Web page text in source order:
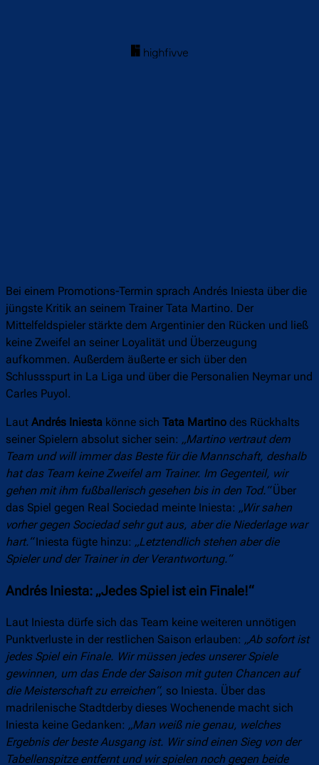
Bei einem Promotions-Termin sprach Andrés Iniesta über die
jüngste Kritik an seinem Trainer Tata Martino. Der
Mittelfeldspieler stärkte dem Argentinier den Rücken und ließ
keine Zweifel an seiner Loyalität und Überzeugung
aufkommen. Außerdem äußerte er sich über den
Schlussspurt in La Liga und über die Personalien Neymar und
Carles Puyol.
Laut Andrés Iniesta könne sich Tata Martino des Rückhalts
seiner Spielern absolut sicher sein: „Martino vertraut dem
Team und will immer das Beste für die Mannschaft, deshalb
hat das Team keine Zweifel am Trainer. Im Gegenteil, wir
gehen mit ihm fußballerisch gesehen bis in den Tod.“Über
das Spiel gegen Real Sociedad meinte Iniesta: „Wir sahen
vorher gegen Sociedad sehr gut aus, aber die Niederlage war
hart.“Iniesta fügte hinzu: „Letztendlich stehen aber die
Spieler und der Trainer in der Verantwortung.“
Andrés Iniesta: „Jedes Spiel ist ein Finale!“
Laut Iniesta dürfe sich das Team keine weiteren unnötigen
Punktverluste in der restlichen Saison erlauben: „Ab sofort ist
jedes Spiel ein Finale. Wir müssen jedes unserer Spiele
gewinnen, um das Ende der Saison mit guten Chancen auf
die Meisterschaft zu erreichen“, so Iniesta. Über das
madrilenische Stadtderby dieses Wochenende macht sich
Iniesta keine Gedanken: „Man weiß nie genau, welches
Ergebnis der beste Ausgang ist. Wir sind einen Sieg von der
Tabellenspitze entfernt und wir spielen noch gegen beide